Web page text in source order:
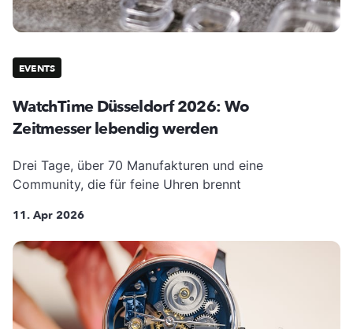
EVENTS
WatchTime Düsseldorf 2026: Wo
Zeitmesser lebendig werden
Drei Tage, über 70 Manufakturen und eine
Community, die für feine Uhren brennt
11. Apr 2026